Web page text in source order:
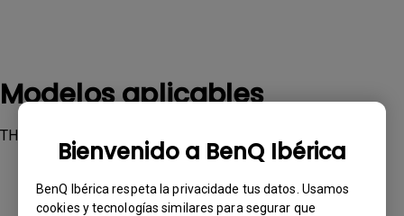
Bienvenido a BenQ Ibérica
BenQ Ibérica respeta la privacidade tus datos. Usamos
cookies y tecnologías similares para segurar que
Modelos aplicables
TH685i, TK700STi, TK850i, W2700i, X1300i